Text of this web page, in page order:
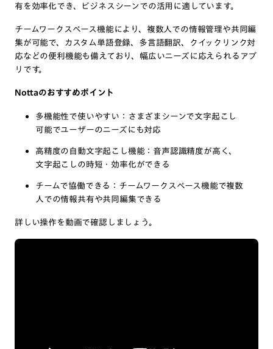
有を効率化でき、ビジネスシーンでの活用に適しています。
チームワークスペース機能により、複数人での情報管理や共同編
集が可能で、カスタム単語登録、多言語翻訳、クイックリンク対
応などの便利機能も備えており、幅広いニーズに応えられるアプ
リです。
Nottaのおすすめポイント
多機能性で使いやすい：さまざまシーンで文字起こし
可能でユーザーのニーズにも対応
高精度の自動文字起こし機能：音声認識精度が高く、
文字起こしの時短・効率化ができる
チームで協働できる：チームワークスペース機能で複数
人での情報共有や共同編集できる
詳しい操作を動画で確認しましょう。